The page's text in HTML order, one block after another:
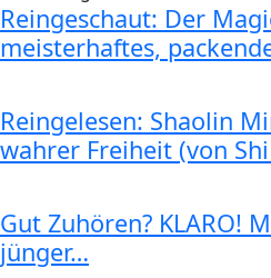
Reingeschaut: Der
meisterhaftes,
Reingelesen: Shaolin
wahrer Freiheit (von
Gut Zuhören? KLARO!
jünger…